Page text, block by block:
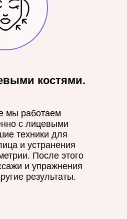
костями.
мы работаем
с лицевыми
техники для
и устранения
После этого
и упражнения
результаты.